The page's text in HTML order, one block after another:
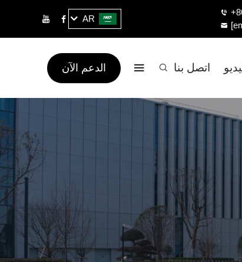
AR
اتصل بنا الدعم الآن